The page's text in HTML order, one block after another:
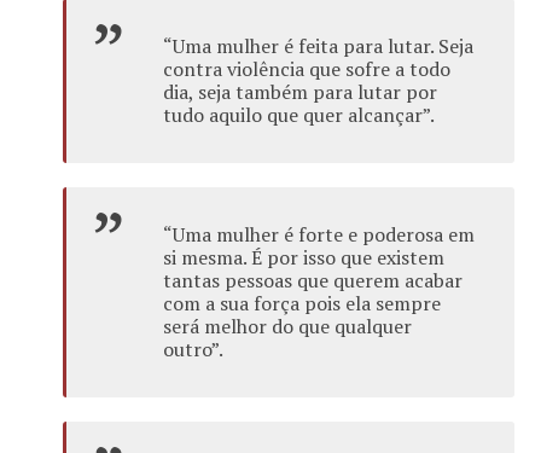
“Uma mulher é feita para lutar. Seja
contra violência que sofre a todo
dia, seja também para lutar por
tudo aquilo que quer alcançar”.
“Uma mulher é forte e poderosa em
si mesma. É por isso que existem
tantas pessoas que querem acabar
com a sua força pois ela sempre
será melhor do que qualquer
outro”.